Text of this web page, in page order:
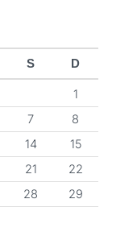
S D
1
7
8
14
15
21
22
28
29